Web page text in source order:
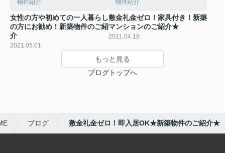
物件紹介
女性の方や初めての一人暮らし
の方にお勧め！新築物件のご紹
介
2021.05.01
物件紹介
敷金礼金ゼロ！家具付き！新築
マンションのご紹介★
2021.04.18
もっと見る
ブログトップへ
ブログ 敷金礼金ゼロ！即入居OK★新築物件のご紹介★